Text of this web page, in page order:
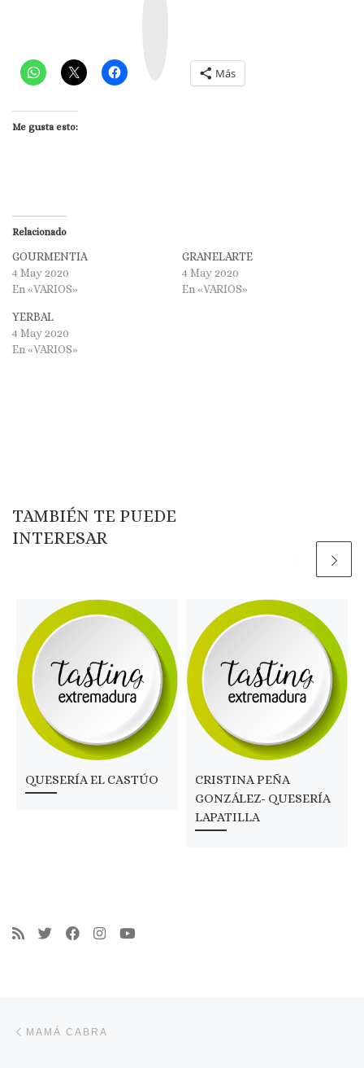
Más
Me gusta esto:
Relacionado
GOURMENTIA
4 May 2020
En «VARIOS»
GRANELARTE
4 May 2020
En «VARIOS»
YERBAL
4 May 2020
En «VARIOS»
TAMBIÉN TE PUEDE
INTERESAR
QUESERÍA EL CASTÚO
CRISTINA PEÑA
GONZÁLEZ- QUESERÍA
LAPATILLA
MAMÁ CABRA